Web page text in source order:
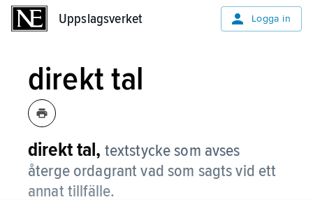
Uppslagsverket Logga in
direkt tal
direkt tal, textstycke som avses
återge ordagrant vad som sagts vid ett
annat tillfälle.